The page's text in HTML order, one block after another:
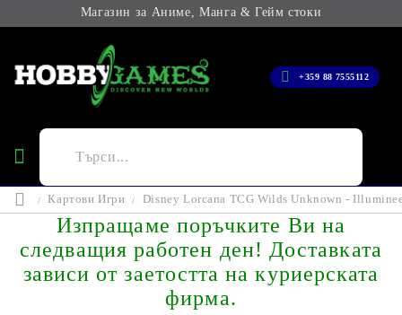
Магазин за Аниме, Манга & Гейм стоки
+359 88 7555112
Картови Игри Disney Lorcana TCG Wilds Unknown -
Изпращаме поръчките Ви на
следващия работен ден! Доставката
зависи от заетостта на куриерската
фирма.